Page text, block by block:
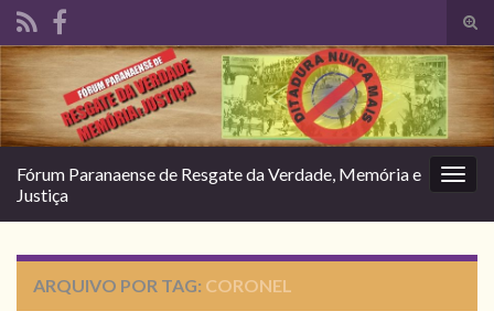
de
Search for:
Fórum Paranaense de Resgate da Verdade, Memória e
Justiça
ARQUIVO POR TAG: CORONEL